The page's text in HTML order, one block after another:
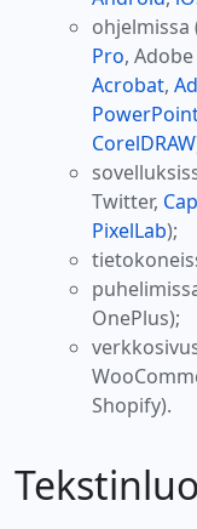
ohjelmissa
Pro,
Acrobat,
CorelDRAW
Twitter,
PixelLab);
OnePlus);
Shopify).